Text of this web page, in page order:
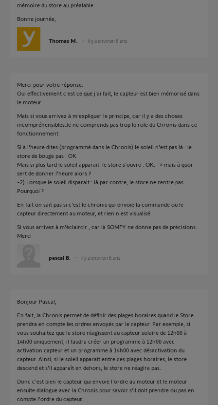
mémoire du store au préalable.
Bonne journée,
Thomas M. il y a environ 6 ans
Merci pour votre réponse.
Oui effectivement c'est ce que j'ai fait, le capteur est bien mémorisé dans
le moteur.
Mais si vous arrivez à m'expliquer le principe, car il y a des choses
incompréhensibles.Je ne comprends pas trop le role du Chronis dans ce
fonctionnement.
Si à l'heure dites (programmé dans le Chronis) le soleil n'est pas là : le
store de bouge pas : OK
Mais si plus tard le soleil apparait: le store s'ouvre : OK. => mais à quoi
sert de donner l'heure alors ?
-2) Lorsque le soleil disparait : là par contre, le store ne rentre pas.
Pourquoi ?
En fait on sait pas si c'est le chronis qui envoie la commande ou le
capteur directement au moteur, et rien n'est visualisé.
Si vous arrivez à m'éclaircir , car là SOMFY ne donne pas de précisions.
Merci
pascal B. il y a environ 6 ans
Bonjour Pascal,
En fait, la Chronis permet de définir des plages horaires quand le Store
prendra en compte les ordres envoyés par le capteur. Par exemple, si
vous souhaitez que le store réagissent au capteur solaire de 12h00 à
14h00 uniquement, il faudra créer un programme à 12h00 avec
activation capteur et un programme à 14h00 avec désactivation du
capteur. Ainsi, si le soleil apparaît entre ces plages horaires, le store
descend et s'il apparaît en dehors, le store ne réagira pas.
Donc c'est bien le capteur qui envoie l'ordre au moteur et le moteur
ensuite dialogue avec la Chronis pour savoir s'il doit prendre ou pas en
compte l'ordre du capteur.